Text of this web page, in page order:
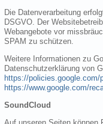
Die Datenverarbeitung
DSGVO. Der
Webangebote vor
SPAM zu schützen.
Weitere Informationen zu
Datenschutzerklärung von
https://policies.google.com/
https://www.google.com/
SoundCloud